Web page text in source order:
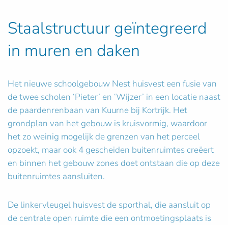
Staalstructuur geïntegreerd
in muren en daken
Het nieuwe schoolgebouw Nest huisvest een fusie van
de twee scholen ‘Pieter’ en ‘Wijzer’ in een locatie naast
de paardenrenbaan van Kuurne bij Kortrijk. Het
grondplan van het gebouw is kruisvormig, waardoor
het zo weinig mogelijk de grenzen van het perceel
opzoekt, maar ook 4 gescheiden buitenruimtes creëert
en binnen het gebouw zones doet ontstaan die op deze
buitenruimtes aansluiten.
De linkervleugel huisvest de sporthal, die aansluit op
de centrale open ruimte die een ontmoetingsplaats is